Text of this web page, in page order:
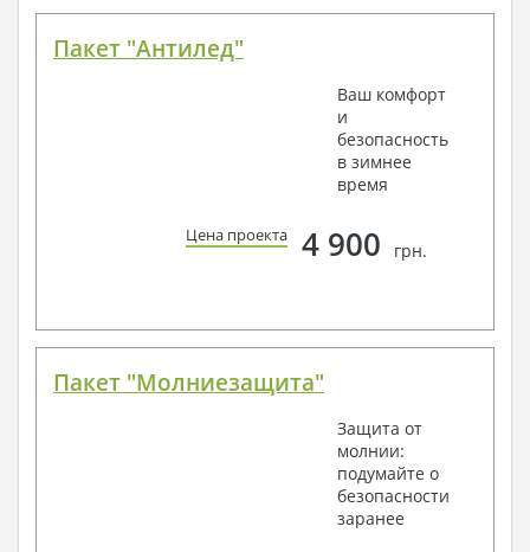
Пакет "Антилед"
Ваш комфорт
и
безопасность
в зимнее
время
Цена проекта 4 900 грн.
Пакет "Молниезащита"
Защита от
молнии:
подумайте о
безопасности
заранее